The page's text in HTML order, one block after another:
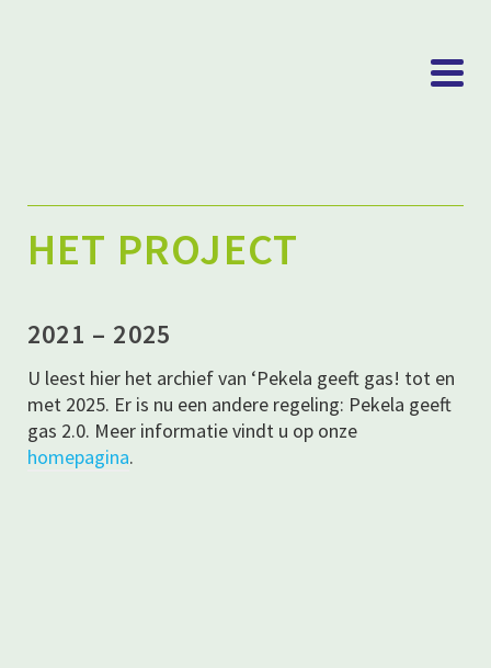
HET PROJECT
2021 – 2025
U leest hier het archief van ‘Pekela geeft gas! tot en
met 2025. Er is nu een andere regeling: Pekela geeft
gas 2.0. Meer informatie vindt u op onze
homepagina.